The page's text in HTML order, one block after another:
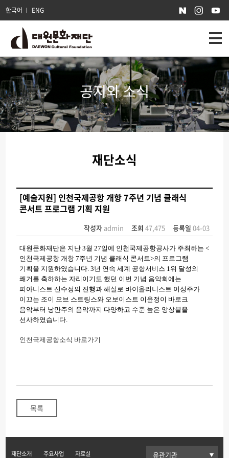
한국어 ENG
공지와 소식
재단소식
[예술지원] 인천국제공항 개항 7주년 기념 클래식
콘서트 프로그램 기획 지원
작성자 admin 조회 47,475 등록일 04-03
대원문화재단은 지난 3월 27일에 인천국제공항공사가 주최하는 <
인천국제공항 개항 7주년 기념 클래식 콘서트>의 프로그램
기획을 지원하였습니다. 3년 연속 세계 공항서비스 1위 달성의
쾌거를 축하하는 자리이기도 했던 이번 기념 음악회에는
피아니스트 신수정의 진행과 해설로 바이올리니스트 이성주가
이끄는 조이 오브 스트링스와 오보이스트 이윤정이 바로크
음악부터 낭만주의 음악까지 다양하고 수준 높은 앙상블을
선사하였습니다.
인천국제공항소식 바로가기
목록
재단소개 주요사업 자료실